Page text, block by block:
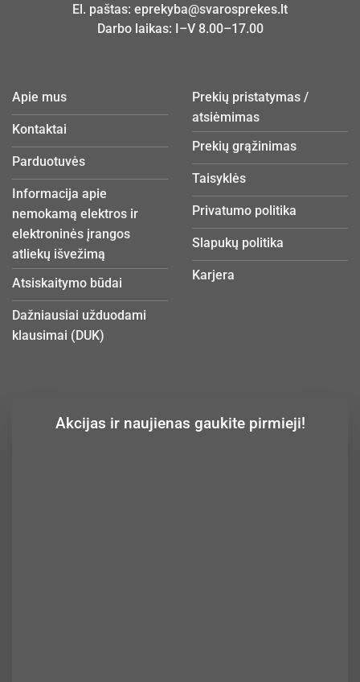
El. paštas: eprekyba@svarosprekes.lt
Darbo laikas: I–V 8.00–17.00
Apie mus
Kontaktai
Parduotuvės
Informacija apie
nemokamą elektros ir
elektroninės įrangos
atliekų išvežimą
Atsiskaitymo būdai
Dažniausiai užduodami
klausimai (DUK)
Prekių pristatymas /
atsiėmimas
Prekių grąžinimas
Taisyklės
Privatumo politika
Slapukų politika
Karjera
Akcijas ir naujienas gaukite pirmieji!